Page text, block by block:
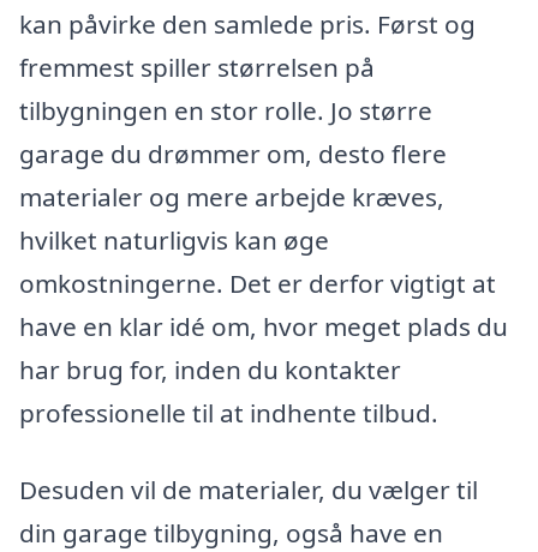
kan påvirke den samlede pris. Først og
fremmest spiller størrelsen på
tilbygningen en stor rolle. Jo større
garage du drømmer om, desto flere
materialer og mere arbejde kræves,
hvilket naturligvis kan øge
omkostningerne. Det er derfor vigtigt at
have en klar idé om, hvor meget plads du
har brug for, inden du kontakter
professionelle til at indhente tilbud.
Desuden vil de materialer, du vælger til
din garage tilbygning, også have en